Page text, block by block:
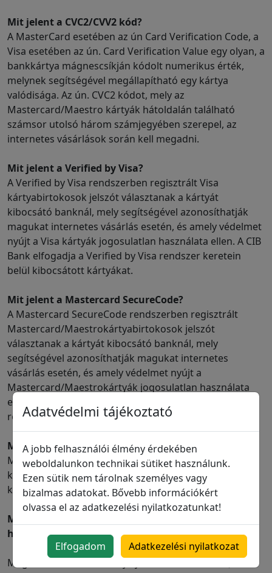
Mit jelent a CVC2/CVV2 kód?
A MasterCard esetében az ún Card Verification Code, a
Visa esetében az ún. Card Verification Value egy olyan, a
bankkártya mágnescsíkján kódolt numerikus érték,
melynek segítségével megállapítható egy kártya
valódisága. Az ún. CVC2 kódot, mely az
Mastercard/Maestro kártyák hátoldalán található
számsor utolsó három számjegyében szerepel, az
internetes vásárlások során kell megadni.
Mit jelent a Verified by Visa?
A Verified by Visa rendszerben regisztrált Visa
kártyabirtokosok jelszót választanak a kártyát
kibocsátó banknál, mely segítségével azonosíthatják
magukat internetes vásárlás esetén, és amely védelmet
nyújt a Visa kártyák jogosulatlan használata ellen. A CIB
Bank elfogadja a Verified by Visa rendszer keretein
belül kibocsátott kártyákat.
Mit jelent a Mastercard SecureCode?
A Mastercard SecureCode rendszerben regisztrált
Mastercard/Maestrokártyabirtokosok jelszót
választanak a kártyát kibocsátó banknál, mely
segítségével azonosíthatják magukat internetes
vásárlás esetén, és amely védelmet nyújt a
Mastercard/Maestrokártyák jogosulatlan használata
ellen. A CIB Bank elfogadja a Mastercard SecureCode
rendszer keretein belül kibocsátott kártyákat.
Mit jelent a UCAF kód?
MasterCard/Maestro kártyák esetén az Ön
kártyakibocsátó bankjától esetlegesen kapott egyedi
kód. Ha nem kapott ilyet, hagyja üresen a mezőt.
Miben különbözik az internetes kártyás vásárlás a
hagyományostól?
Megkülönböztetünk kártya jelenlétével történő (Card
Adatvédelmi tájékoztató
A jobb felhasználói élmény érdekében
weboldalunkon technikai sütiket használunk.
Ezen sütik nem tárolnak személyes vagy
bizalmas adatokat. Bővebb információkért
olvassa el az adatkezelési nyilatkozatunkat!
Elfogadom Adatkezelési nyilatkozat